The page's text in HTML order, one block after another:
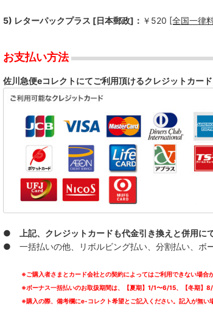
5) レターパックプラス [日本郵政]： ￥520 [全国一律
お支払い方法
佐川急便eコレクトにてご利用頂けるクレジットカード
● 上記、クレジットカードも代金引き換えと併用にて
● 一括払いの他、リボルビング払い、分割払い、ボ
※ご購入者さまとカード会社との契約によってはご利用できない場合が
※ボーナス一括払いのお取扱期間は、【夏期】1/1〜6/15、【冬期】8/1
※購入の際、備考欄にe-コレクト希望とご記入ください。記入が無い場